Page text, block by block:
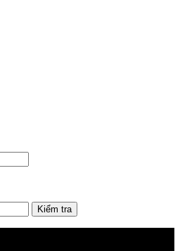
Kiểm tra